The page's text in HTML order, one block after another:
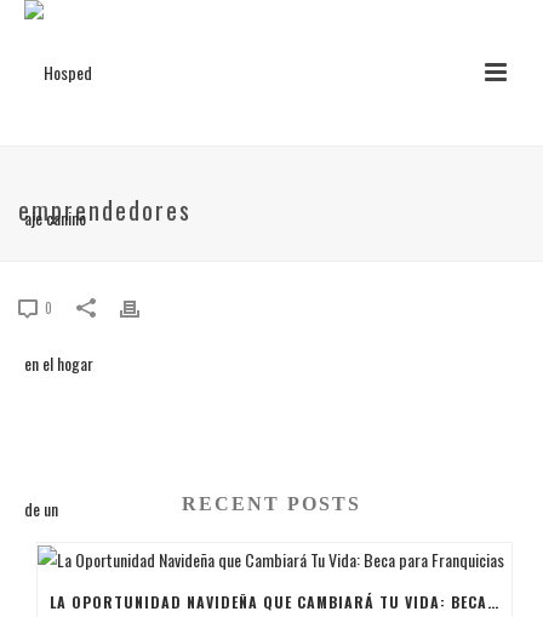
emprendedores
0
RECENT POSTS
LA OPORTUNIDAD NAVIDEÑA QUE CAMBIARÁ TU VIDA: BECA PARA FRANQUICIAS